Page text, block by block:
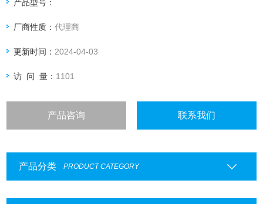
产品型号：
厂商性质：代理商
更新时间： 2024-04-03
访 问 量： 1101
产品咨询 联系我们
产品分类 PRODUCT CATEGORY